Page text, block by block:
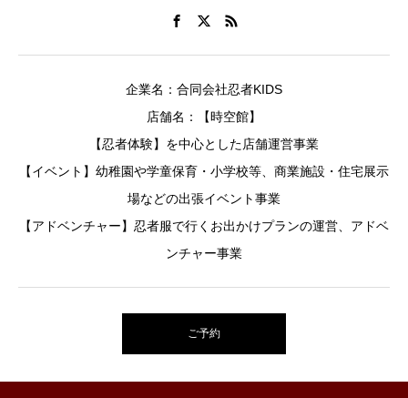
企業名：合同会社忍者KIDS
店舗名：【時空館】
【忍者体験】を中心とした店舗運営事業
【イベント】幼稚園や学童保育・小学校等、商業施設・住宅展示
場などの出張イベント事業
【アドベンチャー】忍者服で行くお出かけプランの運営、アドベ
ンチャー事業
ご予約